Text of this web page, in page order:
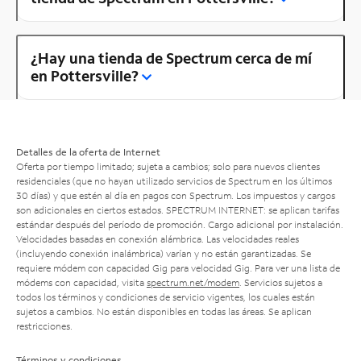
¿Hay una tienda de Spectrum cerca de mí
en Pottersville?
Detalles de la oferta de Internet
Oferta por tiempo limitado; sujeta a cambios; solo para nuevos clientes
residenciales (que no hayan utilizado servicios de Spectrum en los últimos
30 días) y que estén al día en pagos con Spectrum. Los impuestos y cargos
son adicionales en ciertos estados. SPECTRUM INTERNET: se aplican tarifas
estándar después del período de promoción. Cargo adicional por instalación.
Velocidades basadas en conexión alámbrica. Las velocidades reales
(incluyendo conexión inalámbrica) varían y no están garantizadas. Se
requiere módem con capacidad Gig para velocidad Gig. Para ver una lista de
módems con capacidad, visita spectrum.net/modem . Servicios sujetos a
todos los términos y condiciones de servicio vigentes, los cuales están
sujetos a cambios. No están disponibles en todas las áreas. Se aplican
restricciones.